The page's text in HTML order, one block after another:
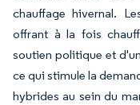
chauffage hivernal.
offrant à la fois
soutien politique et
ce qui stimule la
hybrides au sein du